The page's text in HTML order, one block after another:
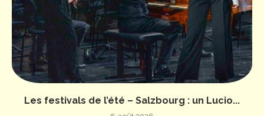
Les festivals de l’été – Salzbourg : un Lucio...